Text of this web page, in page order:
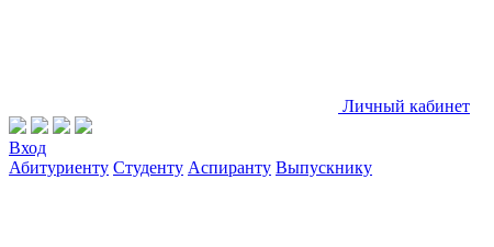
Личный кабинет
Вход
Абитуриенту Студенту Аспиранту Выпускнику